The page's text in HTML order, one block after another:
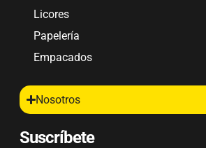
Licores
Papelería
Empacados
Nosotros
Suscríbete